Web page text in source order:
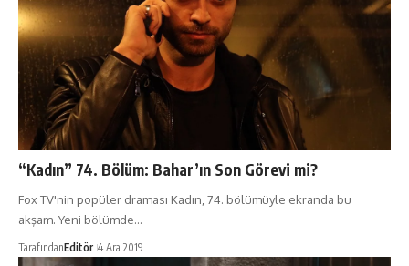
“Kadın” 74. Bölüm: Bahar’ın Son Görevi mi?
Fox TV'nin popüler draması Kadın, 74. bölümüyle ekranda bu
akşam. Yeni bölümde…
TarafındanEditör 4 Ara 2019